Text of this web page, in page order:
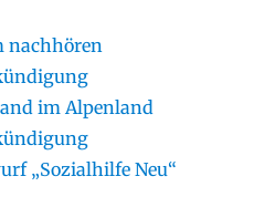
nachhören
im Alpenland
„Sozialhilfe Neu“